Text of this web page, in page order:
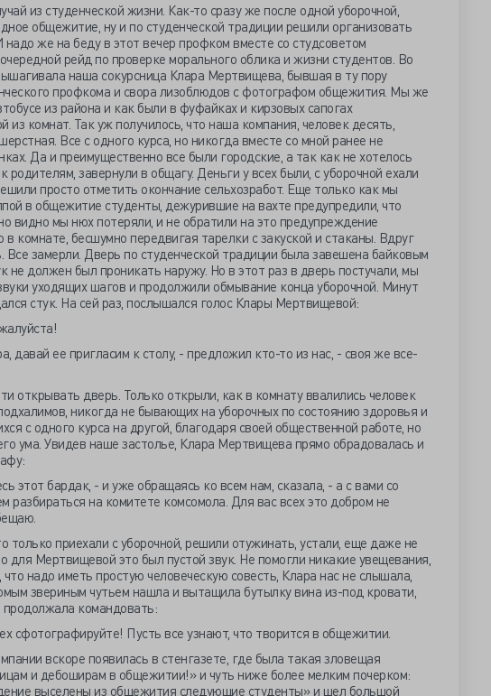
из студенческой жизни. Как-то сразу же после одной уборочной,
общежитие, ну и по студенческой традиции решили организовать
же на беду в этот вечер профком вместе со студсоветом
рейд по проверке морального облика и жизни студентов. Во
наша сокурсница Клара Мертвищева, бывшая в ту пору
профкома и свора лизоблюдов с фотографом общежития. Мы же
из района и как были в фуфайках и кирзовых сапогах
из комнат. Так уж получилось, что наша компания, человек десять,
Все с одного курса, но никогда вместе со мной ранее не
Да и преимущественно все были городские, а так как не хотелось
родителям, завернули в общагу. Деньги у всех были, с уборочной ехали
просто отметить окончание сельхозработ. Еще только как мы
в общежитие студенты, дежурившие на вахте предупредили, что
видно мы нюх потеряли, и не обратили на это предупреждение
в комнате, бесшумно передвигая тарелки с закуской и стаканы. Вдруг
Все замерли. Дверь по студенческой традиции была завешена байковым
не должен был проникать наружу. Но в этот раз в дверь постучали, мы
уходящих шагов и продолжили обмывание конца уборочной. Минут
стук. На сей раз, послышался голос Клары Мертвищевой:
давай ее пригласим к столу, - предложил кто-то из нас, - своя же все-
открывать дверь. Только открыли, как в комнату ввалились человек
никогда не бывающих на уборочных по состоянию здоровья и
с одного курса на другой, благодаря своей общественной работе, но
ума. Увидев наше застолье, Клара Мертвищева прямо обрадовалась и
этот бардак, - и уже обращаясь ко всем нам, сказала, - а с вами со
разбираться на комитете комсомола. Для вас всех это добром не
только приехали с уборочной, решили отужинать, устали, еще даже не
для Мертвищевой это был пустой звук. Не помогли никакие увещевания,
что надо иметь простую человеческую совесть, Клара нас не слышала,
звериным чутьем нашла и вытащила бутылку вина из-под кровати,
командовать:
сфотографируйте! Пусть все узнают, что творится в общежитии.
вскоре появилась в стенгазете, где была такая зловещая
и дебоширам в общежитии!» и чуть ниже более мелким почерком:
выселены из общежития следующие студенты» и шел большой